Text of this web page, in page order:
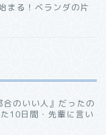
まる！ベランダの片
合のいい人』だったの
10日間・先輩に言い